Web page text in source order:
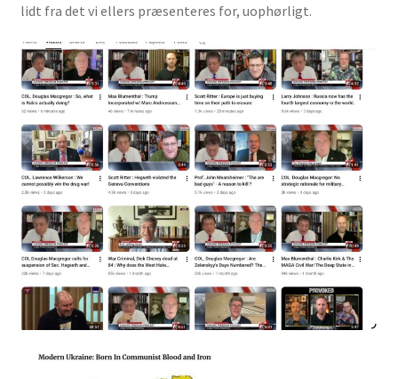
lidt fra det vi ellers præsenteres for, uophørligt.